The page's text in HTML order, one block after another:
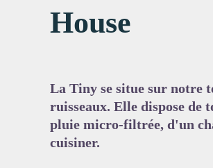
House
La Tiny se situe sur notre
ruisseaux. Elle dispose de
pluie micro-filtrée, d'un
cuisiner.